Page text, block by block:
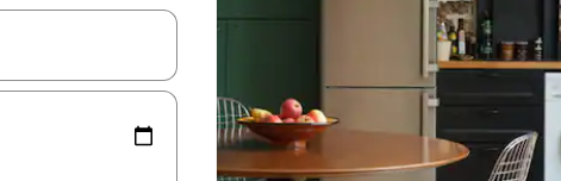
du navigera med upp- och nedåtpilarna eller utforska genom att